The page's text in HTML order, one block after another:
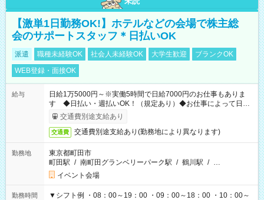
【激単1日勤務OK!】ホテルなどの会場で株主総
会のサポートスタッフ＊日払いOK
派遣 職種未経験OK 社会人未経験OK 大学生歓迎
ブランクOK
WEB登録・面接OK
給与
日給1万5000円～※実働5時間で日給7000円のお仕事もありま
す ◆日払い・週払いOK！（規定あり）◆お仕事によって日給
も異なります
交通費別途支給あり
交通費 交通費別途支給あり(勤務地により異なります)
勤務地
東京都町田市
町田駅 / 南町田グランベリーパーク駅 / 鶴川駅 / …
イベント会場
勤務時間
▼シフト例 ・08：00～19：00 ・09：00～18：00 ・10：00～